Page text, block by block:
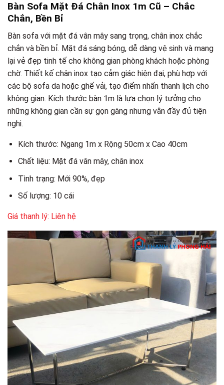
Bàn Sofa Mặt Đá Chân Inox 1m Cũ – Chắc
Chắn, Bền Bỉ
Bàn sofa với mặt đá vân mây sang trọng, chân inox chắc
chắn và bền bỉ. Mặt đá sáng bóng, dễ dàng vệ sinh và mang
lại vẻ đẹp tinh tế cho không gian phòng khách hoặc phòng
chờ. Thiết kế chân inox tạo cảm giác hiện đại, phù hợp với
các bộ sofa da hoặc ghế vải, tạo điểm nhấn thanh lịch cho
không gian. Kích thước bàn 1m là lựa chọn lý tưởng cho
những không gian cần sự gọn gàng nhưng vẫn đầy đủ tiện
nghi.
Kích thước: Ngang 1m x Rộng 50cm x Cao 40cm
Chất liệu: Mặt đá vân mây, chân inox
Tình trạng: Mới 90%, đẹp
Số lượng: 10 cái
Giá thanh lý: Liên hệ